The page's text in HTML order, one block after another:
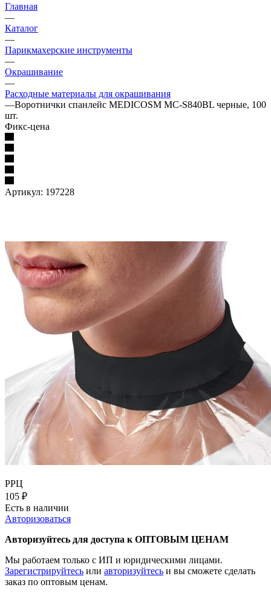
Главная
—
Каталог
—
Парикмахерские инструменты
—
Окрашивание
—
Расходные материалы для окрашивания
—Воротнички спанлейс MEDICOSM MC-S840BL черные, 100
шт.
Фикс-цена
Артикул: 197228
РРЦ
105 ₽
Есть в наличии
Авторизоваться
Авторизуйтесь для доступа к ОПТОВЫМ ЦЕНАМ
Мы работаем только с ИП и юридическими лицами.
Зарегистрируйтесь или авторизуйтесь и вы сможете сделать
заказ по оптовым ценам.